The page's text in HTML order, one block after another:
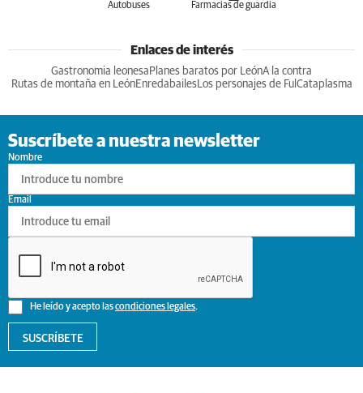
Autobuses Farmacias de guardia
Enlaces de interés
Gastronomia leonesa Planes baratos por LeónA la contra
Rutas de montaña en LeónEnredabailesLos personajes de Ful Cataplasma
Suscríbete a nuestra newsletter
Nombre
He leído y acepto lascondiciones legales.
Email
SUSCRÍBETE